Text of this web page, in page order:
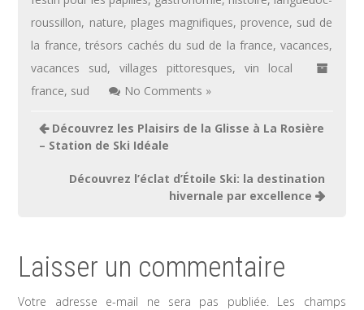
roussillon, nature, plages magnifiques, provence, sud de
la france,trésors cachés du sud de la france,vacances,
vacances sud,villages pittoresques, vin local
france, sud No Comments »
Navigation
de
Découvrez les Plaisirs de la Glisse à La Rosière
– Station de Ski Idéale
Découvrez l’éclat d’Étoile Ski: la destination
hivernale par excellence
Laisser un commentaire
Votre adresse e-mail ne sera pas publiée. Les champs